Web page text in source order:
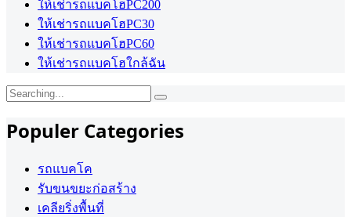
ให้เช่ารถแบคโฮPC200
ให้เช่ารถแบคโฮPC30
ให้เช่ารถแบคโฮPC60
ให้เช่ารถแบคโฮใกล้ฉัน
Search
Populer Categories
รถแบคโค
รับขนขยะก่อสร้าง
เคลียริ่งพื้นที่